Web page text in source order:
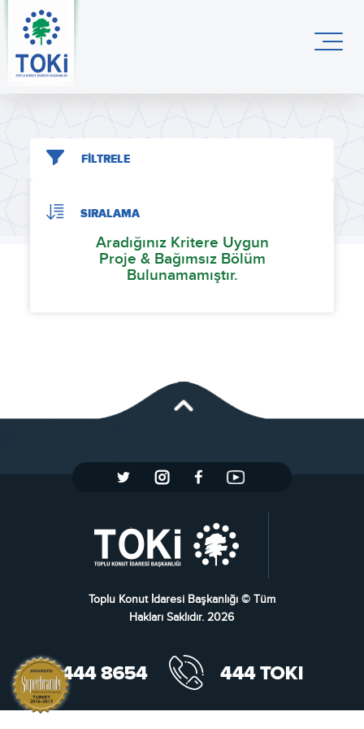
FİLTRELE
SIRALAMA
Aradığınız Kritere Uygun
Proje & Bağımsız Bölüm
Bulunamamıştır.
Toplu Konut İdaresi Başkanlığı © Tüm
Hakları Saklıdır. 2026